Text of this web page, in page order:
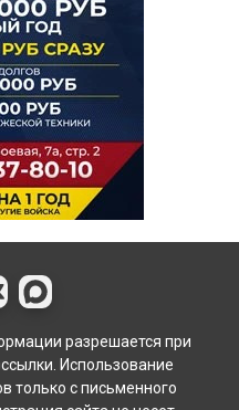
разрешается при
Использование
только с письменного